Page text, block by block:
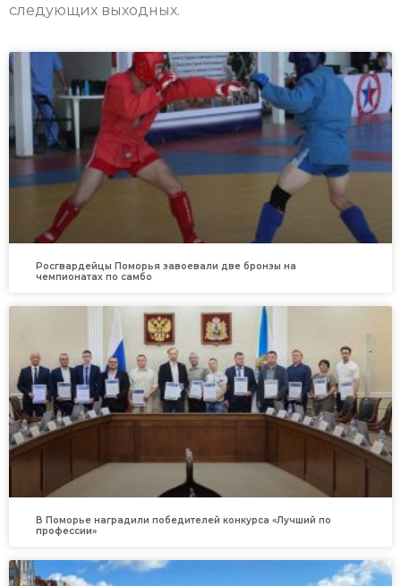
следующих выходных.
Росгвардейцы Поморья завоевали две бронзы на
чемпионатах по самбо
В Поморье наградили победителей конкурса «Лучший по
профессии»